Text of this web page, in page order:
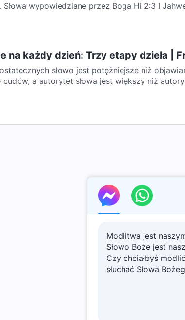
a. Słowa wypowiedziane przez Boga Hi 2:3 I
na każdy dzień: Trzy etapy dzieła |
słowo jest potężniejsze niż
cudów, a autorytet słowa jest większy niż
Modlitwa jest
Słowo Boże jest
Czy chciałbyś
słuchać Słowa